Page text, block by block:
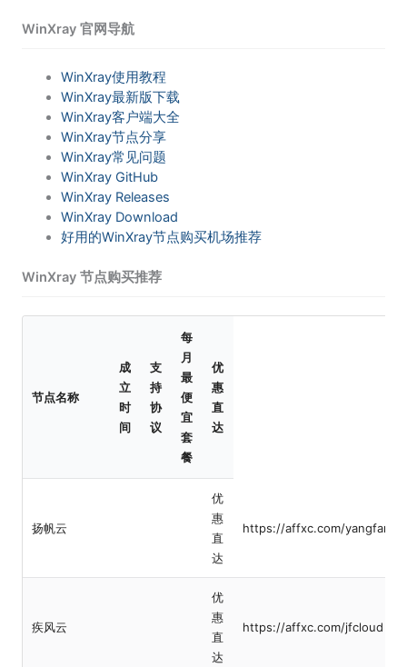
WinXray 官网导航
WinXray使用教程
WinXray最新版下载
WinXray客户端大全
WinXray节点分享
WinXray常见问题
WinXray GitHub
WinXray Releases
WinXray Download
好用的WinXray节点购买机场推荐
WinXray 节点购买推荐
节点名称
成
立
时
间
支
持
协
议
每
月
最
便
宜
套
餐
优
惠
直
达
扬帆云
优
惠
直
达
https://affxc.com/
疾风云
优
惠
直
达
https://affxc.com/jfcloud